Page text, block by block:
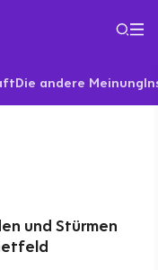
Die andere Meinung
und Stürmen